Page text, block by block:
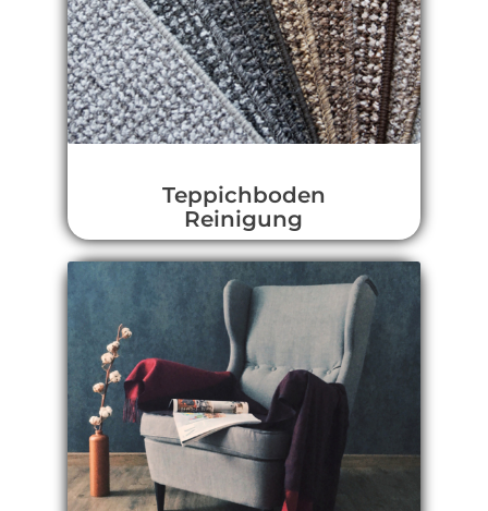
Teppichboden
Reinigung